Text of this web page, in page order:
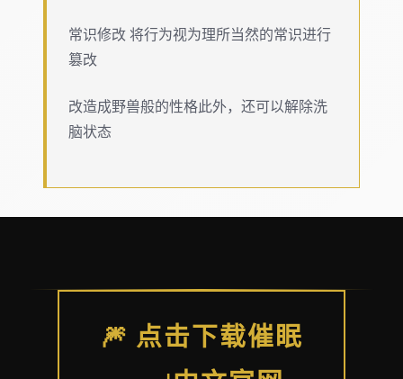
常识修改 将行为视为理所当然的常识进行
篡改
改造成野兽般的性格此外，还可以解除洗
脑状态
🎆 点击下载催眠